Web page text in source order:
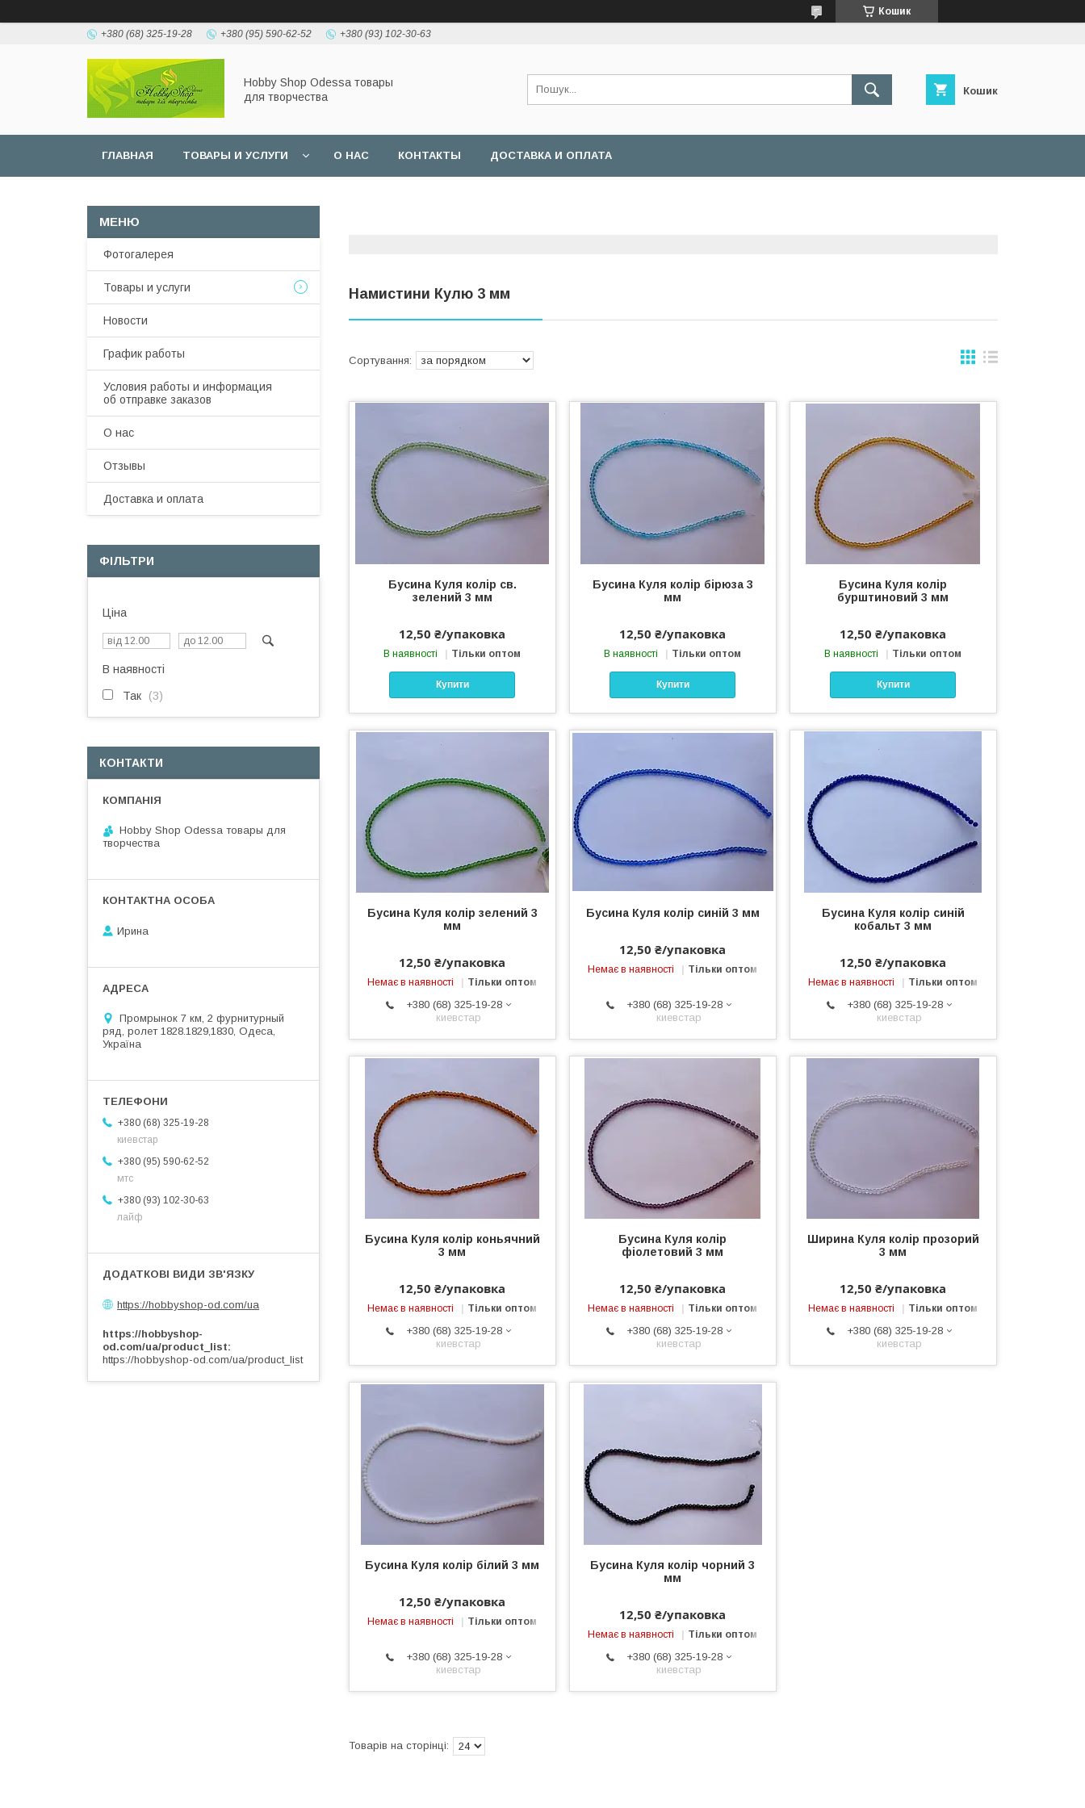
Кошик
+380 (68) 325-19-28 +380 (95) 590-62-52 +380 (93) 102-30-63
Hobbу Shop Odessa товары
для творчества
Кошик
ГЛАВНАЯ ТОВАРЫ И УСЛУГИ О НАС КОНТАКТЫ ДОСТАВКА И ОПЛАТА
Намистини Кулю 3 мм
Бусина Куля колір св.
зелений 3 мм
12,50 ₴/упаковка
В наявності Тільки оптом
Купити
Бусина Куля колір бірюза 3
мм
12,50 ₴/упаковка
В наявності Тільки оптом
Купити
Бусина Куля колір
бурштиновий 3 мм
12,50 ₴/упаковка
В наявності Тільки оптом
Купити
Бусина Куля колір зелений 3
мм
12,50 ₴/упаковка
Немає в наявності Тільки оптом
+380 (68) 325-19-28
киевстар
Бусина Куля колір синій 3 мм
12,50 ₴/упаковка
Немає в наявності Тільки оптом
+380 (68) 325-19-28
киевстар
Бусина Куля колір синій
кобальт 3 мм
12,50 ₴/упаковка
Немає в наявності Тільки оптом
+380 (68) 325-19-28
киевстар
Бусина Куля колір коньячний
3 мм
12,50 ₴/упаковка
Немає в наявності Тільки оптом
+380 (68) 325-19-28
киевстар
Бусина Куля колір
фіолетовий 3 мм
12,50 ₴/упаковка
Немає в наявності Тільки оптом
+380 (68) 325-19-28
киевстар
Ширина Куля колір прозорий
3 мм
12,50 ₴/упаковка
Немає в наявності Тільки оптом
+380 (68) 325-19-28
киевстар
Бусина Куля колір білий 3 мм
12,50 ₴/упаковка
Немає в наявності Тільки оптом
+380 (68) 325-19-28
киевстар
Бусина Куля колір чорний 3
мм
12,50 ₴/упаковка
Немає в наявності Тільки оптом
+380 (68) 325-19-28
киевстар
Фотогалерея
Товары и услуги
Новости
График работы
Условия работы и информация
об отправке заказов
О нас
Отзывы
Доставка и оплата
ФІЛЬТРИ
Ціна
В наявності
Так 3
КОНТАКТИ
Hobby Shop Odessa товары для
творчества
Ирина
Промрынок 7 км, 2 фурнитурный
ряд, ролет 1828.1829,1830, Одеса,
Україна
+380 (68) 325-19-28
киевстар
+380 (95) 590-62-52
мтс
+380 (93) 102-30-63
лайф
https://hobbyshop-od.com/ua
https://hobbyshop-
od.com/ua/product_list
https://hobbyshop-od.com/ua/product_list